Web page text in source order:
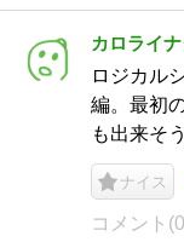
カロライ
ロジカル
編。最初
も出来そ
ナイス
コメント